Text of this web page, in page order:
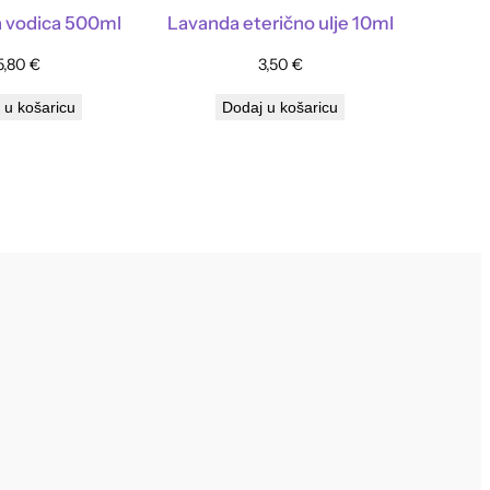
vodica 500ml
€
u košaricu
Lavanda eterično ulje 10ml
3,50 €
Dodaj u košaricu